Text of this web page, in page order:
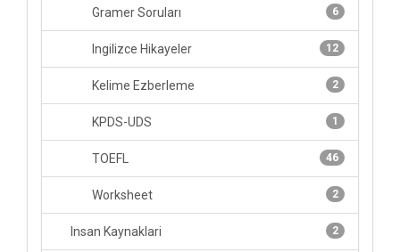
6
Gramer Soruları
12
Ingilizce Hikayeler
2
Kelime Ezberleme
1
KPDS-UDS
46
TOEFL
2
Worksheet
2
Insan Kaynaklari